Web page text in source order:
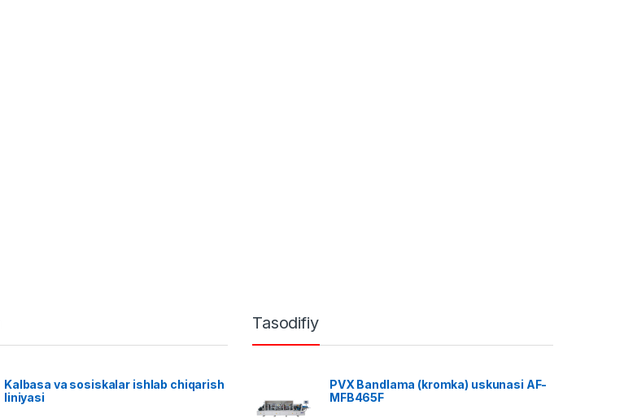
Kalbasa va sosiskalar ishlab chiqarish
liniyasi
Tasodifiy
PVX Bandlama (kromka) uskunasi AF-
MFB465F